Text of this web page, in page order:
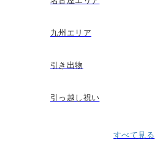
九州エリア
引き出物
引っ越し祝い
すべて見る